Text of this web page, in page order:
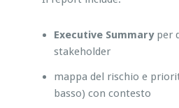
Executive Summaryper
stakeholder
mappa del rischio e
basso) con contesto